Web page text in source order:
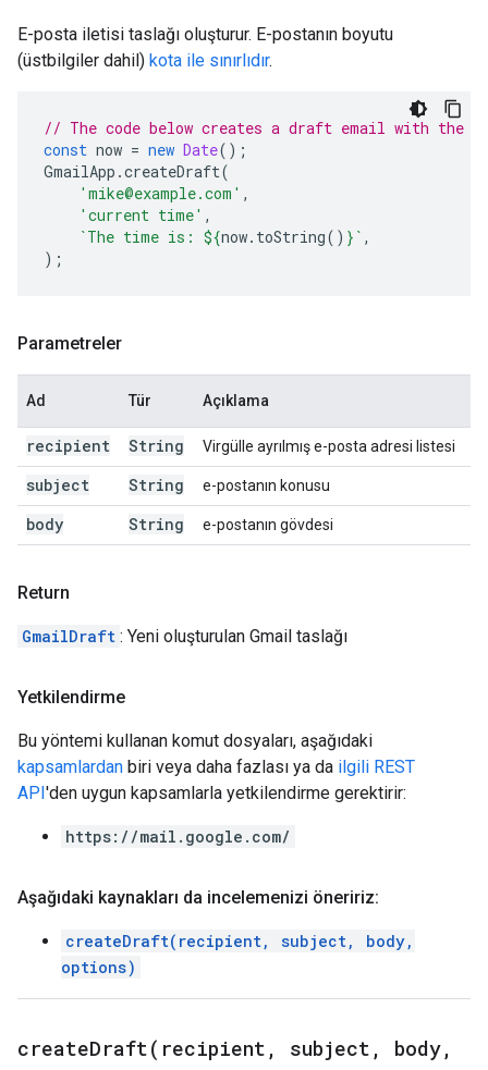
E-posta iletisi taslağı oluşturur. E-postanın boyutu
(üstbilgiler dahil) kota ile sınırlıdır.
// The code below creates a draft email with the
const now = new Date();
GmailApp .createDraft(
'mike@example.com' ,
'current time' ,
`The time is: ${now. toString() } ` ,
);
Parametreler
Ad Tür Açıklama
recipient String Virgülle ayrılmış e-posta adresi listesi
subject String e-postanın konusu
body String e-postanın gövdesi
Return
GmailDraft : Yeni oluşturulan Gmail taslağı
Yetkilendirme
Bu yöntemi kullanan komut dosyaları, aşağıdaki
kapsamlardan biri veya daha fazlası ya da ilgili REST
API'den uygun kapsamlarla yetkilendirme gerektirir:
https://mail.google.com/
Aşağıdaki kaynakları da incelemenizi öneririz:
createDraft(recipient, subject, body,
options)
createDraft( recipient , subject , body,